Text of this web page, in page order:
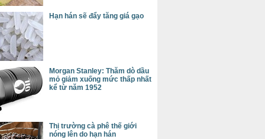
Hạn hán sẽ đẩy tăng giá gạo
Morgan Stanley: Thăm dò dầu
mỏ giảm xuống mức thấp nhất
kể từ năm 1952
Thị trường cà phê thế giới
nóng lên do hạn hán